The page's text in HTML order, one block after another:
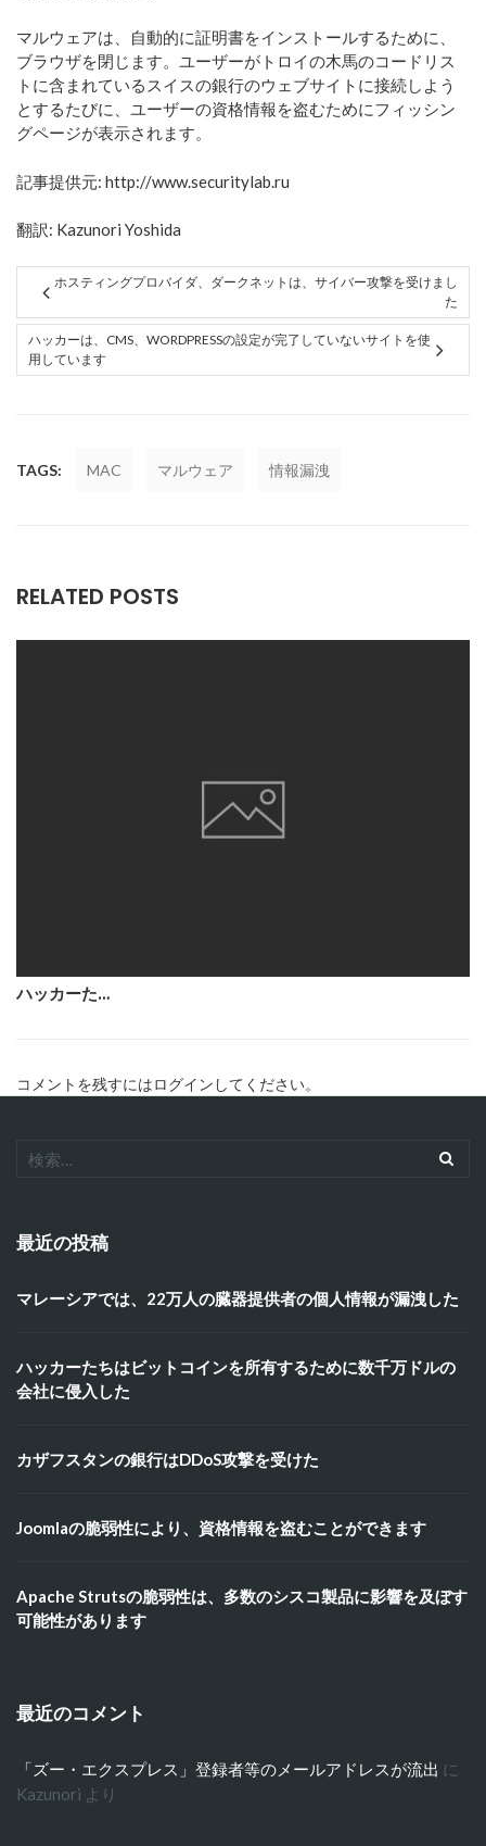
マルウェアは、自動的に証明書をインストールするために、
ブラウザを閉じます。ユーザーがトロイの木馬のコードリス
トに含まれているスイスの銀行のウェブサイトに接続しよう
とするたびに、ユーザーの資格情報を盗むためにフィッシン
グページが表示されます。
記事提供元: http://www.securitylab.ru
翻訳: Kazunori Yoshida
ホスティングプロバイダ、ダークネットは、サイバー攻撃を受けまし
た
ハッカーは、CMS、WORDPRESSの設定が完了していないサイトを使
用しています
TAGS: MAC マルウェア 情報漏洩
RELATED POSTS
ハッカーた…
コメントを残すにはログインしてください。
最近の投稿
マレーシアでは、22万人の臓器提供者の個人情報が漏洩した
ハッカーたちはビットコインを所有するために数千万ドルの
会社に侵入した
カザフスタンの銀行はDDoS攻撃を受けた
Joomlaの脆弱性により、資格情報を盗むことができます
Apache Strutsの脆弱性は、多数のシスコ製品に影響を及ぼす
可能性があります
最近のコメント
「ズー・エクスプレス」登録者等のメールアドレスが流出 に
Kazunori より